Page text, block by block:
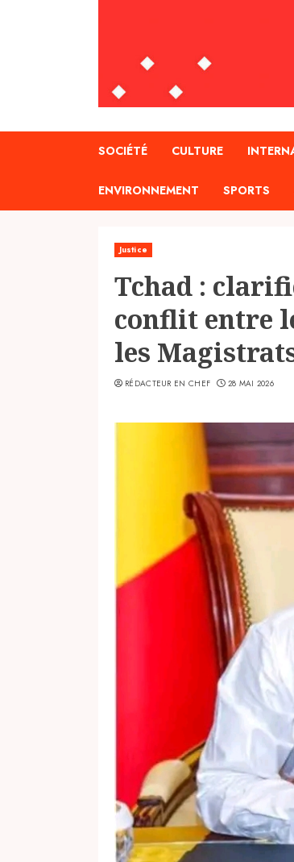
SOCIÉTÉ CULTURE
ENVIRONNEMENT SPORTS
Justice
Tchad :
conflit entre
les
RÉDACTEUR EN CHEF 28 MAI 2026